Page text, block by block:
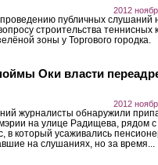
2012
публичных слушаний
строительства теннисных
зоны у Торгового городка.
Оки власти
2012
журналисты обнаружили
на улице Радищева, рядом
в который усаживались
на слушаниях, но за время...